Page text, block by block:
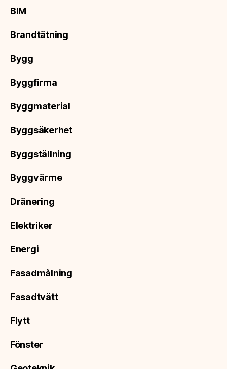
BIM
Brandtätning
Bygg
Byggfirma
Byggmaterial
Byggsäkerhet
Byggställning
Byggvärme
Dränering
Elektriker
Energi
Fasadmålning
Fasadtvätt
Flytt
Fönster